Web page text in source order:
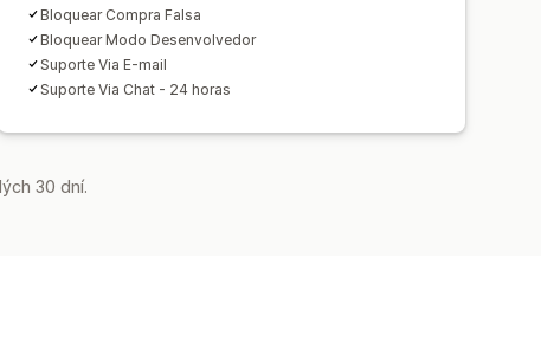
Bloquear Compra Falsa
Bloquear Modo Desenvolvedor
Suporte Via E-mail
Suporte Via Chat - 24 horas
30 dní.